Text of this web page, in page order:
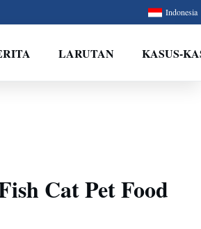
Indonesia
LARUTAN KASUS-
Cat Pet Food